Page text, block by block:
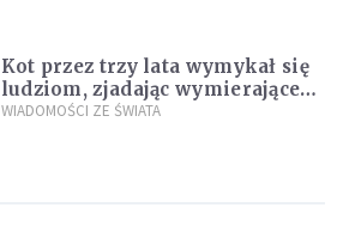
Kot przez trzy lata wymykał się
ludziom, zjadając wymierające
kaczki. W końcu popełnił
WIADOMOŚCI ZE ŚWIATA